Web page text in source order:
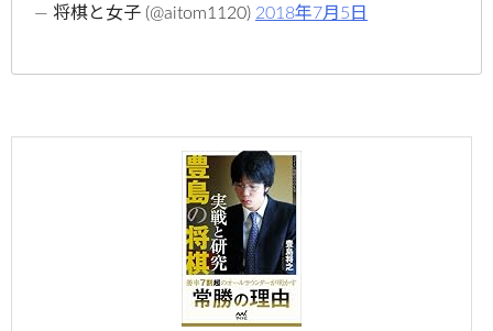
— 将棋と女子 (@aitom1120) 2018年7月5日